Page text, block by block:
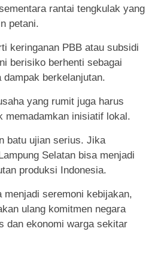
rantai tengkulak yang
petani.
keringanan PBB atau subsidi
berisiko berhenti sebagai
berkelanjutan.
yang rumit juga harus
memadamkan inisiatif lokal.
batu ujian serius. Jika
Selatan bisa menjadi
produksi Indonesia.
menjadi seremoni kebijakan,
ulang komitmen negara
dan ekonomi warga sekitar